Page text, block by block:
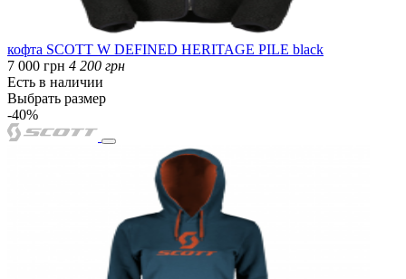
кофта SCOTT W DEFINED HERITAGE PILE black
7 000 грн 4 200 грн
Есть в наличии
Выбрать размер
-40%